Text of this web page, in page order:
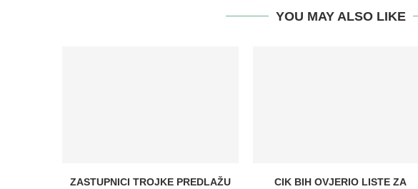
YOU MAY ALSO LIKE
ZASTUPNICI TROJKE PREDLAŽU
CIK BIH OVJERIO LISTE ZA